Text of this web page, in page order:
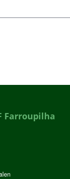
Farroupilha